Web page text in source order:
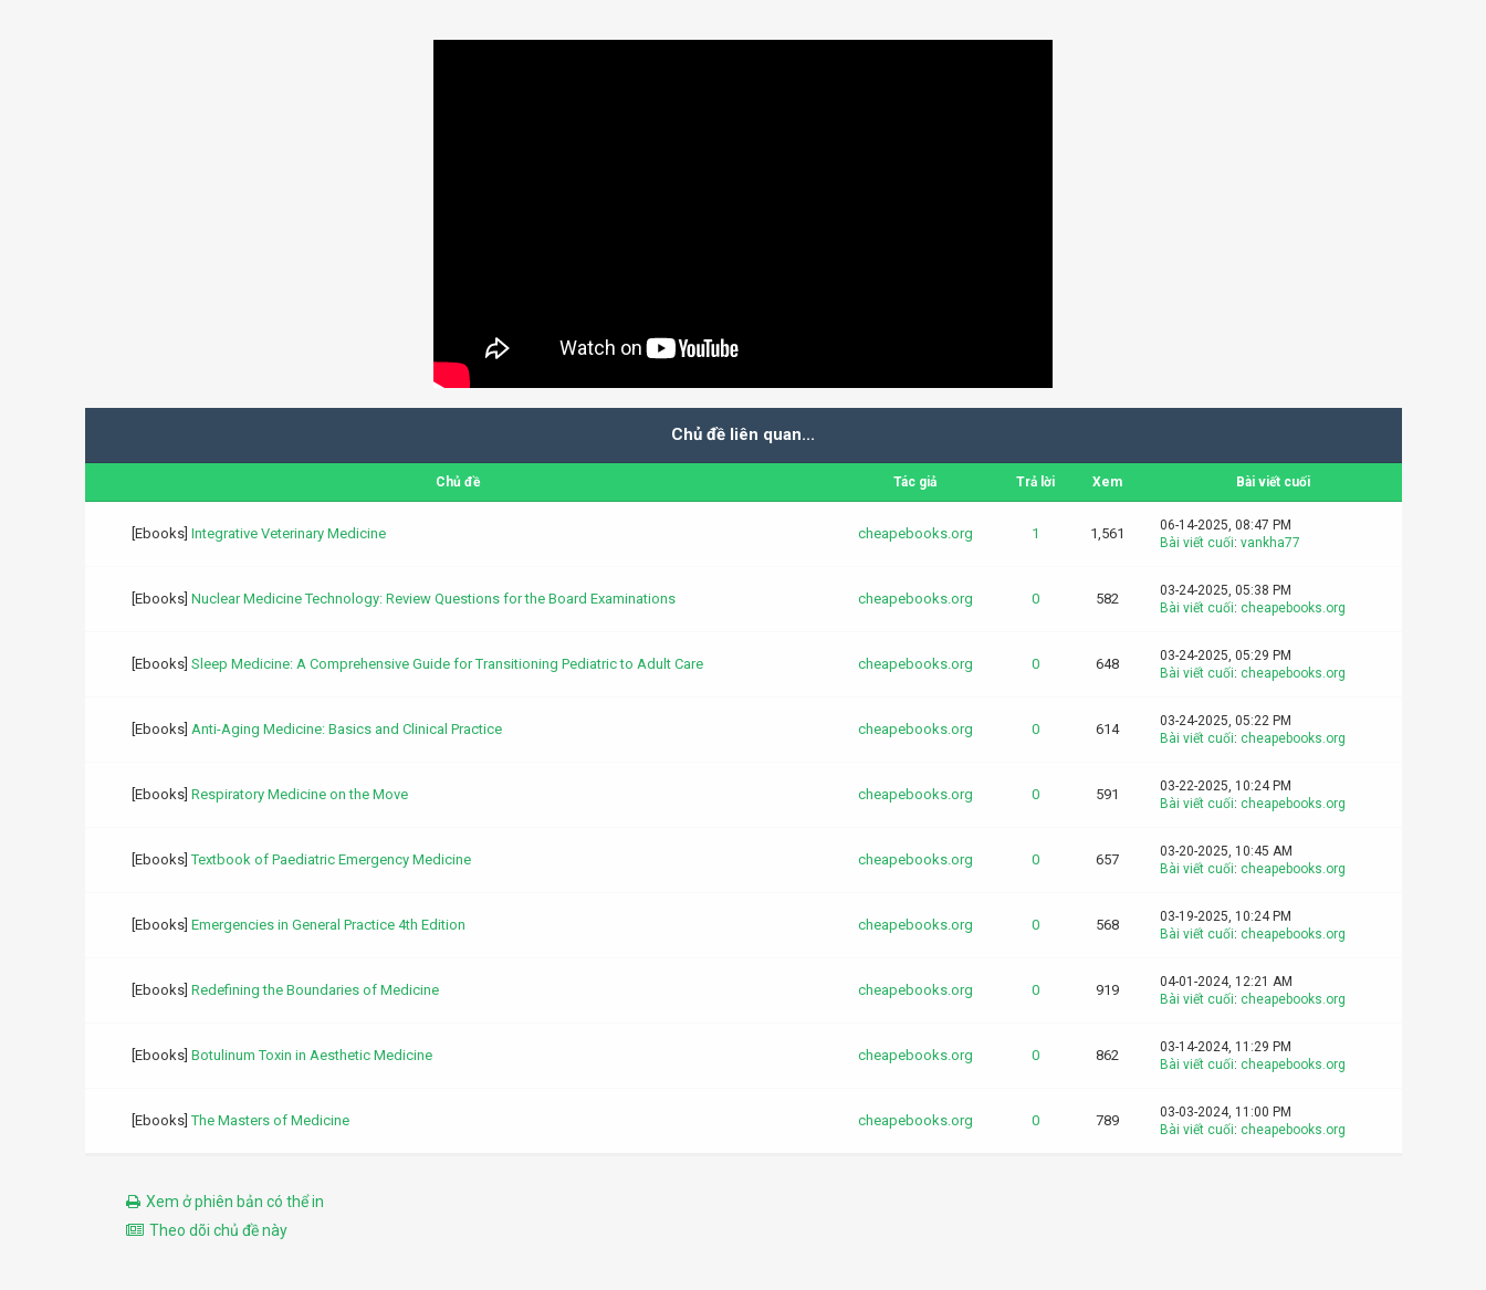
Chủ đề liên quan...
Chủ đề Tác giả Trả lời Xem Bài viết cuối
[Ebooks] Integrative Veterinary Medicine cheapebooks.org 1 1,561
06-14-2025, 08:47 PM
Bài viết cuối: vankha77
[Ebooks] Nuclear Medicine Technology: Review Questions for the Board Examinations cheapebooks.org 0 582
03-24-2025, 05:38 PM
Bài viết cuối: cheapebooks.org
[Ebooks] Sleep Medicine: A Comprehensive Guide for Transitioning Pediatric to Adult Care cheapebooks.org 0 648
03-24-2025, 05:29 PM
Bài viết cuối: cheapebooks.org
[Ebooks] Anti-Aging Medicine: Basics and Clinical Practice cheapebooks.org 0 614
03-24-2025, 05:22 PM
Bài viết cuối: cheapebooks.org
[Ebooks] Respiratory Medicine on the Move cheapebooks.org 0 591
03-22-2025, 10:24 PM
Bài viết cuối: cheapebooks.org
[Ebooks]Textbook of Paediatric Emergency Medicine cheapebooks.org 0 657
03-20-2025, 10:45 AM
Bài viết cuối: cheapebooks.org
[Ebooks] Emergencies in General Practice 4th Edition cheapebooks.org 0 568
03-19-2025, 10:24 PM
Bài viết cuối: cheapebooks.org
[Ebooks] Redefining the Boundaries of Medicine cheapebooks.org 0 919
04-01-2024, 12:21 AM
Bài viết cuối: cheapebooks.org
[Ebooks] Botulinum Toxin in Aesthetic Medicine cheapebooks.org 0 862
03-14-2024, 11:29 PM
Bài viết cuối: cheapebooks.org
[Ebooks]The Masters of Medicine cheapebooks.org 0 789
03-03-2024, 11:00 PM
Bài viết cuối: cheapebooks.org
Xem ở phiên bản có thể in
Theo dõi chủ đề này